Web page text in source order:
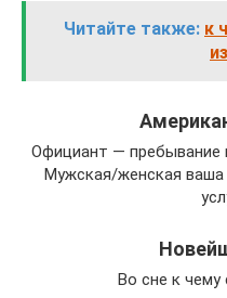
Читайте также: к
Официант — пребывание
Мужская/женская ваша
Во сне к чему